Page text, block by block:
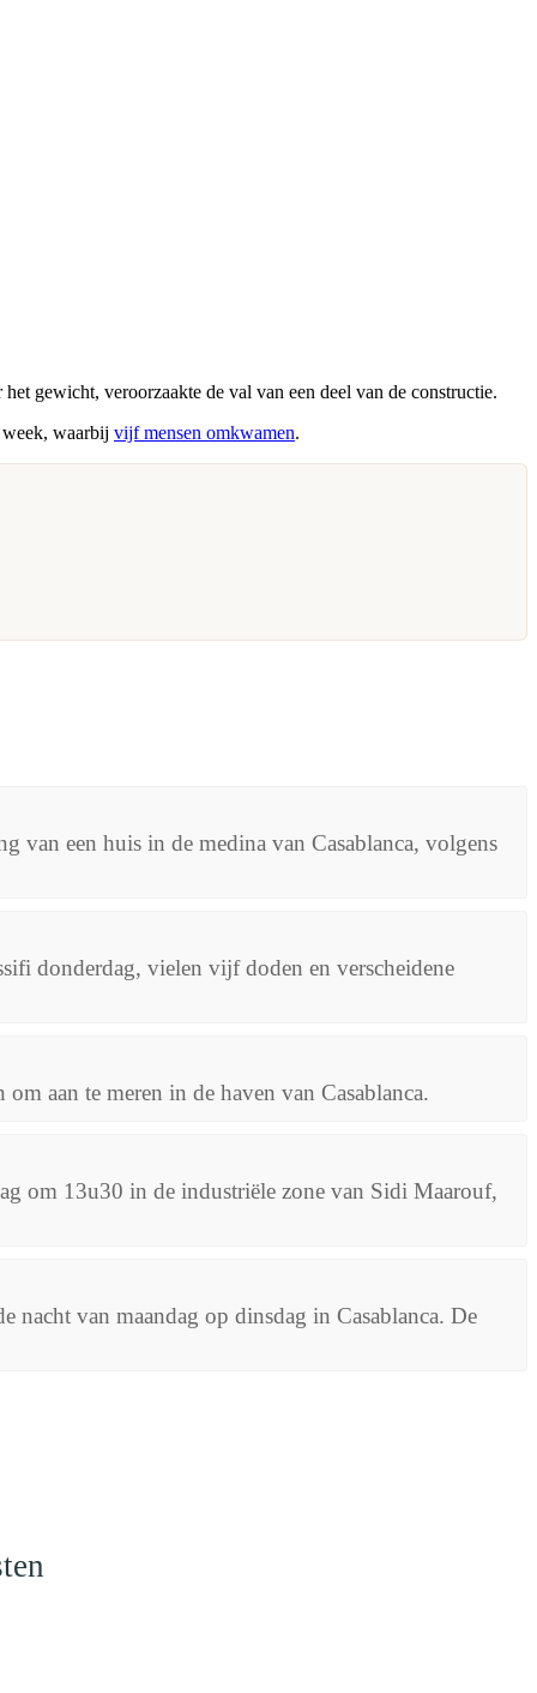
gewicht, veroorzaakte de val van een deel van de constructie.
waarbij vijf mensen omkwamen.
van een huis in de medina van Casablanca, volgens
donderdag, vielen vijf doden en verscheidene
aan te meren in de haven van Casablanca.
om 13u30 in de industriële zone van Sidi Maarouf,
nacht van maandag op dinsdag in Casablanca. De